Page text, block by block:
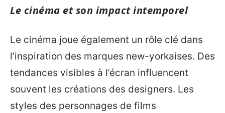
Le cinéma et son impact intemporel
Le cinéma joue également un rôle clé dans
l’inspiration des marques new-yorkaises. Des
tendances visibles à l’écran influencent
souvent les créations des designers. Les
styles des personnages de films